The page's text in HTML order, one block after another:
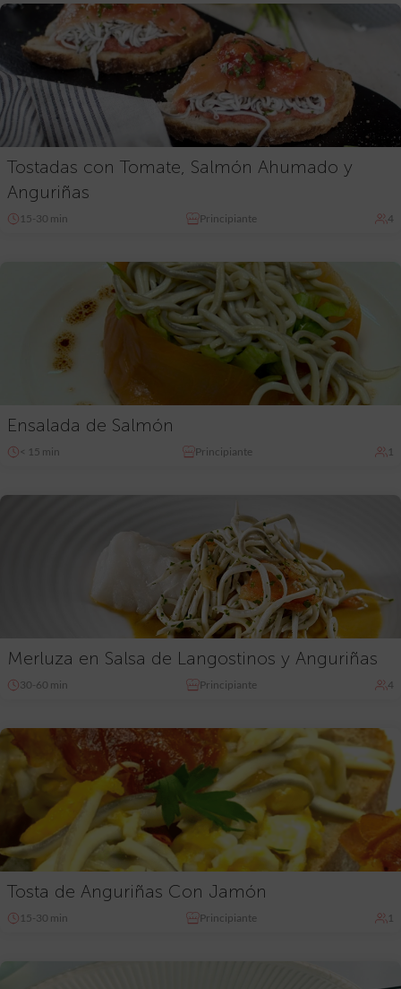
Tostadas con Tomate, Salmón Ahumado y
Anguriñas
15-30 min Principiante 4
Ensalada de Salmón
< 15 min Principiante 1
Merluza en Salsa de Langostinos y Anguriñas
30-60 min Principiante 4
Tosta de Anguriñas Con Jamón
15-30 min Principiante 1